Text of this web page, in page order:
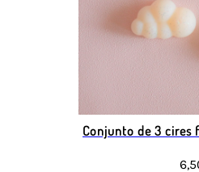
Conjunto de 3 cires